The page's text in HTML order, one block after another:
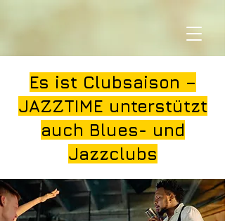
Es ist Clubsaison –
JAZZTIME unterstützt
auch Blues- und
Jazzclubs